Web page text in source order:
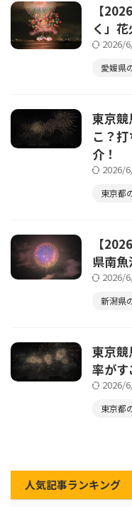
【
く」花
2026/
愛媛県
東京
こ？
介！
2026/
東京都
【
県南
2026/
新潟県
東京
率が
2026/
東京都
人気記事ランキング